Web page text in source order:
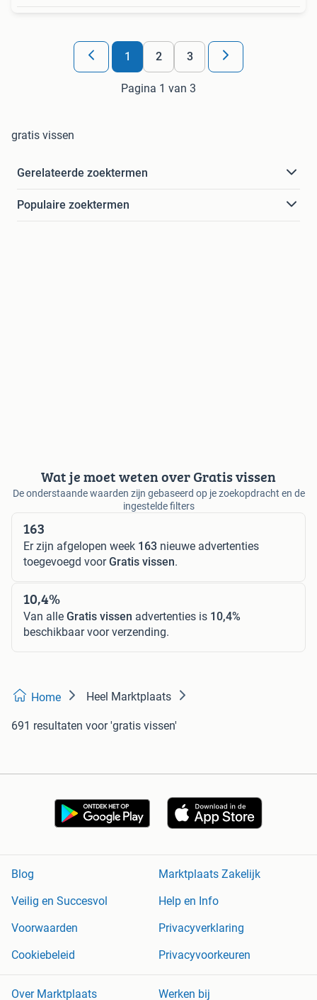
1 2 3
Pagina 1 van 3
gratis vissen
Gerelateerde zoektermen
Populaire zoektermen
Wat je moet weten over Gratis vissen
De onderstaande waarden zijn gebaseerd op je zoekopdracht en de
ingestelde filters
163
Er zijn afgelopen week 163 nieuwe advertenties
toegevoegd voorGratis vissen.
10,4%
Van alle Gratis vissen advertenties is 10,4%
beschikbaar voor verzending.
Home Heel Marktplaats
691 resultaten voor 'gratis vissen'
Blog
Marktplaats Zakelijk
Veilig en Succesvol
Help en Info
Voorwaarden
Privacyverklaring
Cookiebeleid
Privacyvoorkeuren
Over Marktplaats Werken bij